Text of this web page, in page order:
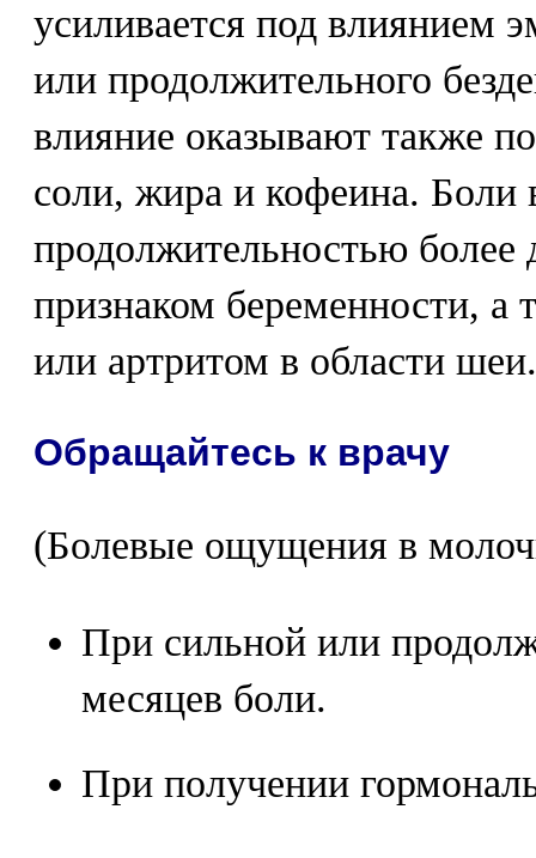
усиливается под влиянием
или продолжительного
влияние оказывают также
соли, жира и кофеина. Боли
продолжительностью более
признаком беременности, а
или артритом в области шеи.
Обращайтесь к врачу
(Болевые ощущения в
При сильной или
месяцев боли.
При получении